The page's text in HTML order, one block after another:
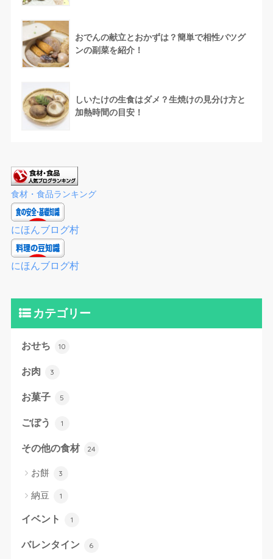
おでんの献立とおかずは？簡単で相性バツグ
ンの副菜を紹介！
しいたけの生食はダメ？生焼けの見分け方と
加熱時間の目安！
食材・食品ランキング
にほんブログ村
にほんブログ村
カテゴリー
おせち 10
お肉 3
お菓子 5
ごぼう 1
その他の食材 24
お餅 3
納豆 1
イベント 1
バレンタイン 6